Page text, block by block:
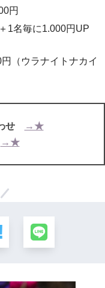
円
名毎に1.000円UP
ウラナイトナカイ
せ
→★
→★